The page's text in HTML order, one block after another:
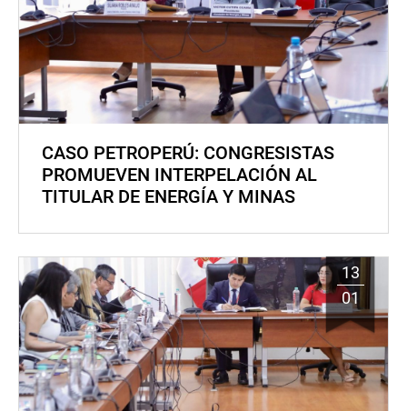
CASO PETROPERÚ: CONGRESISTAS
PROMUEVEN INTERPELACIÓN AL
TITULAR DE ENERGÍA Y MINAS
13
01